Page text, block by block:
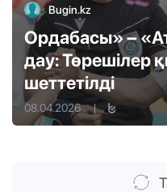
Bugin.kz
Ордабасы» –
дау: Төрешілер
шеттетілді
08.04.2026 |